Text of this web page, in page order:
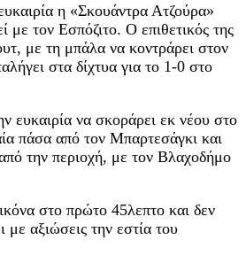
η «Σκουάντρα Ατζούρα»
με τον Εσπόζιτο. Ο επιθετικός της
με τη μπάλα να κοντράρει στον
στα δίχτυα για το 1-0 στο
ευκαιρία να σκοράρει εκ νέου στο
πάσα από τον Μπαρτεσάγκι και
την περιοχή, με τον Βλαχοδήμο
στο πρώτο 45λεπτο και δεν
με αξιώσεις την εστία του